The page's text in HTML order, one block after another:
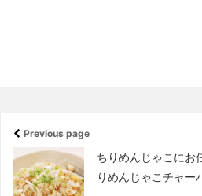
Previous page
ちりめんじゃこにお
りめんじゃこチャー